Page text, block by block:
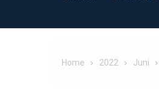
Home 2022 Juni